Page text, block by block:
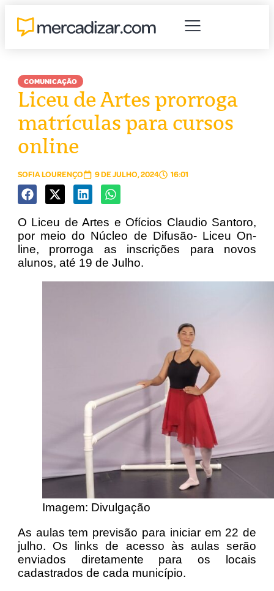
COMUNICAÇÃO
Liceu de Artes prorroga
matrículas para cursos
online
SOFIA LOURENÇO 9 DE JULHO, 2024 16:01
O Liceu de Artes e Ofícios Claudio Santoro,
por meio do Núcleo de Difusão- Liceu On-
line, prorroga as inscrições para novos
alunos, até 19 de Julho.
Imagem: Divulgação
As aulas tem previsão para iniciar em 22 de
julho. Os links de acesso às aulas serão
enviados diretamente para os locais
cadastrados de cada município.